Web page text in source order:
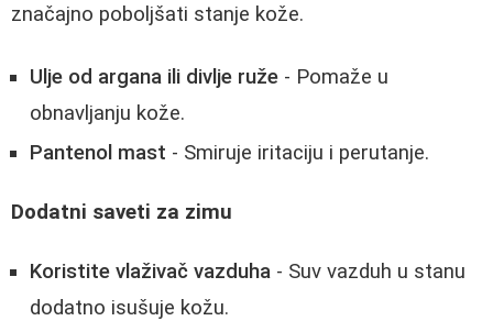
značajno poboljšati stanje kože.
Ulje od argana ili divlje ruže - Pomaže u
obnavljanju kože.
Pantenol mast - Smiruje iritaciju i perutanje.
Dodatni saveti za zimu
Koristite vlaživač vazduha - Suv vazduh u stanu
dodatno isušuje kožu.